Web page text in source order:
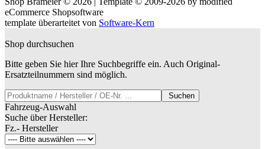
eCommerce Shopsoftware
template überarteitet von Software-Kern
Shop durchsuchen
Bitte geben Sie hier Ihre Suchbegriffe ein. Auch Original-
Ersatzteilnummern sind möglich.
Suchen
Fahrzeug-Auswahl
Suche über Hersteller:
Fz.- Hersteller